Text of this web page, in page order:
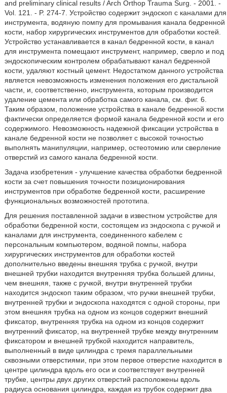
and preliminary clinical results / Arch Orthop Trauma Surg. - 2001. -
Vol. 121. - P. 274-7. Устройство содержит эндоскоп с каналами для
инструмента, водяную помпу для промывания канала бедренной
кости, набор хирургических инструментов для обработки костей.
Устройство устанавливается в канал бедренной кости, в канал
для инструмента помещают инструмент, например, сверло и под
эндоскопическим контролем обрабатывают канал бедренной
кости, удаляют костный цемент. Недостатком данного устройства
является невозможность изменения положения его дистальной
части, и, соответственно, инструмента, которым производится
удаление цемента или обработка самого канала, см. фиг. 6.
Таким образом, положение устройства в канале бедренной кости
фактически определяется формой канала бедренной кости и его
содержимого. Невозможность надежной фиксации устройства в
канале бедренной кости не позволяет с высокой точностью
выполнять манипуляции, например, остеотомию или сверление
отверстий из самого канала бедренной кости.
Задача изобретения - улучшение качества обработки бедренной
кости за счет повышения точности позиционирования
инструментов при обработке бедренной кости, расширение
функциональных возможностей прототипа.
Для решения поставленной задачи в известном устройстве для
обработки бедренной кости, состоящем из эндоскопа с ручкой и
каналами для инструмента, соединенного кабелем с
персональным компьютером, водяной помпы, набора
хирургических инструментов для обработки костей
дополнительно введены внешняя трубка с ручкой, внутри
внешней трубки находится внутренняя трубка большей длины,
чем внешняя, также с ручкой, внутри внутренней трубки
находится эндоскоп таким образом, что ручки внешней трубки,
внутренней трубки и эндоскопа находятся с одной стороны, при
этом внешняя трубка на одном из концов содержит внешний
фиксатор, внутренняя трубка на одном из концов содержит
внутренний фиксатор, на внутренней трубке между внутренним
фиксатором и внешней трубкой находится направитель,
выполненный в виде цилиндра с тремя параллельными
сквозными отверстиями, при этом первое отверстие находится в
центре цилиндра вдоль его оси и соответствует внутренней
трубке, центры двух других отверстий расположены вдоль
радиуса основания цилиндра, каждая из трубок содержит два